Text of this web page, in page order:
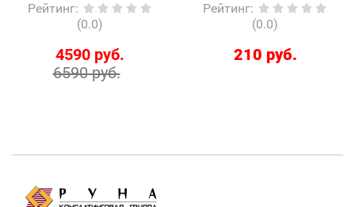
Рейтинг:
(0.0)
4590 руб.
6590 руб.
Рейтинг:
(0.0)
210 руб.